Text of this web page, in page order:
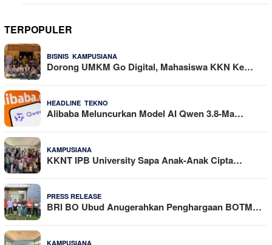
TERPOPULER
BISNIS KAMPUSIANA
Dorong UMKM Go Digital, Mahasiswa KKN Ke…
HEADLINE TEKNO
Alibaba Meluncurkan Model AI Qwen 3.8-Ma…
KAMPUSIANA
KKNT IPB University Sapa Anak-Anak Cipta…
PRESS RELEASE
BRI BO Ubud Anugerahkan Penghargaan BOTM…
KAMPUSIANA